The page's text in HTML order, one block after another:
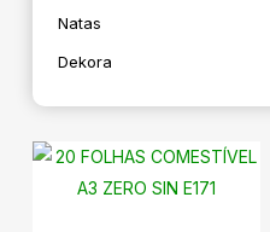
Natas
Dekora